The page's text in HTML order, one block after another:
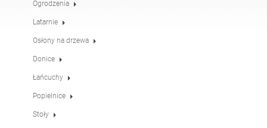
Stoły
Pergole
Osłony na drzewa
francuski
Ogrodzenia
Latarnie
Osłony na drzewa
Donice
Łańcuchy
Popielnice
Stoły